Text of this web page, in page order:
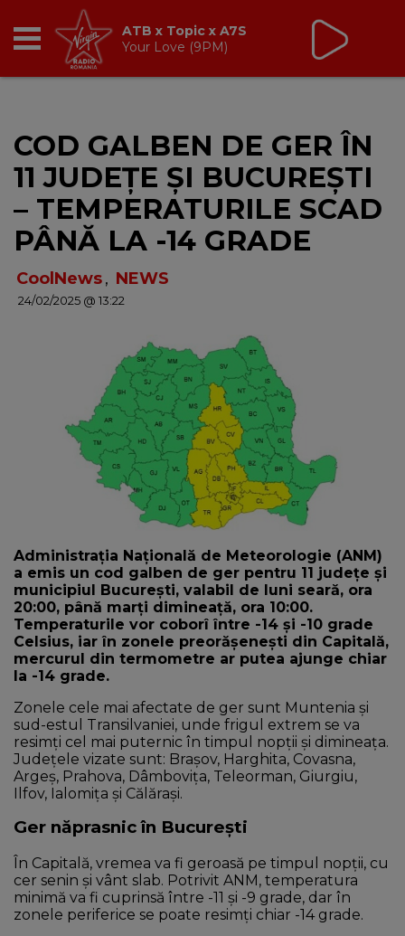
BREAKFAST
TIC TALK
CÂȘTIGĂ
HOT 30
DANCEFLOOR CHART
RADIO ACADEMY
CONTUL MEU
Virgin Radio Music
cu Alina Chinie
19:00 - 21:00
COD GALBEN DE GER ÎN
11 JUDEȚE ȘI BUCUREȘTI
– TEMPERATURILE SCAD
PÂNĂ LA -14 GRADE
CoolNews, NEWS
24/02/2025 @ 13:22
Administrația Națională de Meteorologie (ANM)
a emis un cod galben de ger pentru 11 județe și
municipiul București, valabil de luni seară, ora
20:00, până marți dimineață, ora 10:00.
Temperaturile vor coborî între -14 și -10 grade
Celsius, iar în zonele preorășenești din Capitală,
mercurul din termometre ar putea ajunge chiar
la -14 grade.
Zonele cele mai afectate de ger sunt Muntenia și
sud-estul Transilvaniei, unde frigul extrem se va
resimți cel mai puternic în timpul nopții și dimineața.
Județele vizate sunt: Brașov, Harghita, Covasna,
Argeș, Prahova, Dâmbovița, Teleorman, Giurgiu,
Ilfov, Ialomița și Călărași.
Ger năprasnic în București
În Capitală, vremea va fi geroasă pe timpul nopții, cu
cer senin și vânt slab. Potrivit ANM, temperatura
minimă va fi cuprinsă între -11 și -9 grade, dar în
zonele periferice se poate resimți chiar -14 grade.